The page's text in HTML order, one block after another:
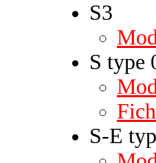
S3
S type
S-E